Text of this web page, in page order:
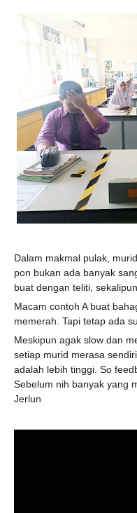
Dalam makmal pulak,
pon bukan ada banyak
buat dengan teliti,
Macam contoh A buat
memerah. Tapi tetap ada
Meskipun agak slow dan
setiap murid merasa
adalah lebih tinggi. So
Sebelum nih banyak yang
Jerlun